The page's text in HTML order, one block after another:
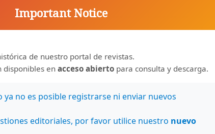
Estamos indexados en:
Latindex
Clase (Citas
Important Notice
de nuestro portal de revistas.
disponibles en acceso abierto para consulta y descarga.
no es posible registrarse ni enviar nuevos
editoriales, por favor utilice nuestro nuevo